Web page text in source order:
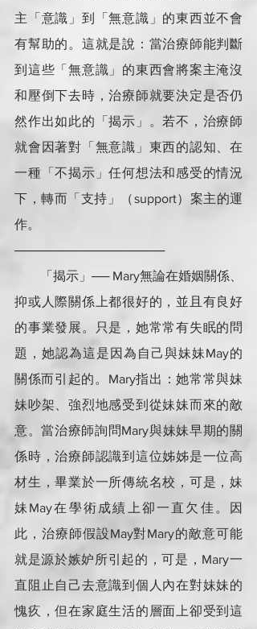
主「意識」到「無意識」的東西並不會
有幫助的。這就是說：當治療師能判斷
到這些「無意識」的東西會將案主淹沒
和壓倒下去時，治療師就要決定是否仍
然作出如此的「揭示」。若不，治療師
就會因著對「無意識」東西的認知、在
一種「不揭示」任何想法和感受的情況
下，轉而「支持」（support）案主的運
作。
─────────────────
「揭示」── Mary無論在婚姻關係、
抑或人際關係上都很好的，並且有良好
的事業發展。只是，她常常有失眠的問
題，她認為這是因為自己與妹妹May的
關係而引起的。Mary指出：她常常與妹
妹吵架、強烈地感受到從妹妹而來的敵
意。當治療師詢問Mary與妹妹早期的關
係時，治療師認識到這位姊姊是一位高
材生，畢業於一所傳統名校，可是，妹
妹May在學術成績上卻一直欠佳。因
此，治療師假設May對Mary的敵意可能
就是源於嫉妒所引起的，可是，Mary一
直阻止自己去意識到個人內在對妹妹的
愧疚，但在家庭生活的層面上卻受到這